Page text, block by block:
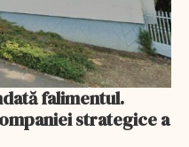
falimentul.
strategice a